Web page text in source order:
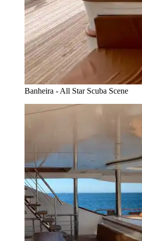
Banheira - All Star Scuba Scene